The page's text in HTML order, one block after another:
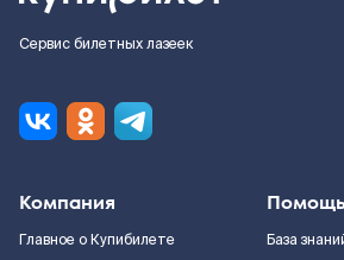
Сервис билетных лазеек
Компания
Главное о Купибилете
Помощь
База